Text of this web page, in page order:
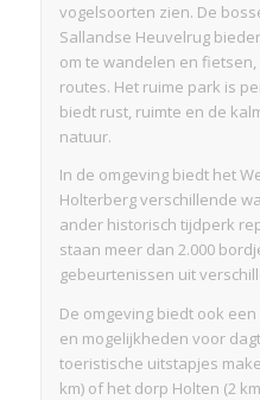
vogelsoorten zien. De
Sallandse Heuvelrug
om te wandelen en
routes. Het ruime park is
biedt rust, ruimte en de
natuur.
In de omgeving biedt het
Holterberg verschillende
ander historisch tijdperk
staan meer dan 2.000
gebeurtenissen uit
De omgeving biedt ook
en mogelijkheden voor
toeristische uitstapjes
km) of het dorp Holten (2